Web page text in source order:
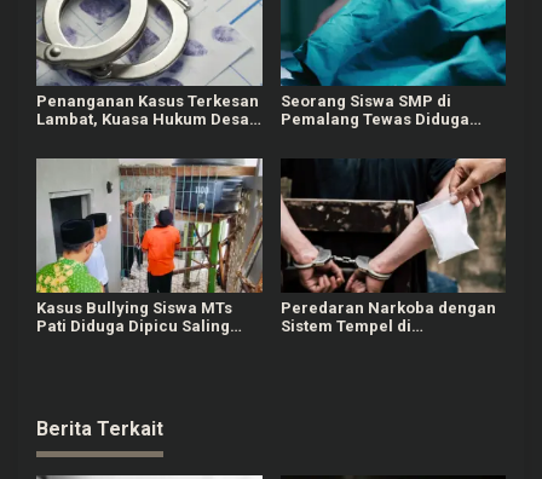
Penanganan Kasus Terkesan
Lambat, Kuasa Hukum Desak
Pemerkosaan Anak Kandung
di Grobogan
Seorang Siswa SMP di
Pemalang Tewas Diduga
Kasus Bullying Siswa MTs
Pati Diduga Dipicu Saling
Peredaran Narkoba dengan
Sistem Tempel di
Berita Terkait